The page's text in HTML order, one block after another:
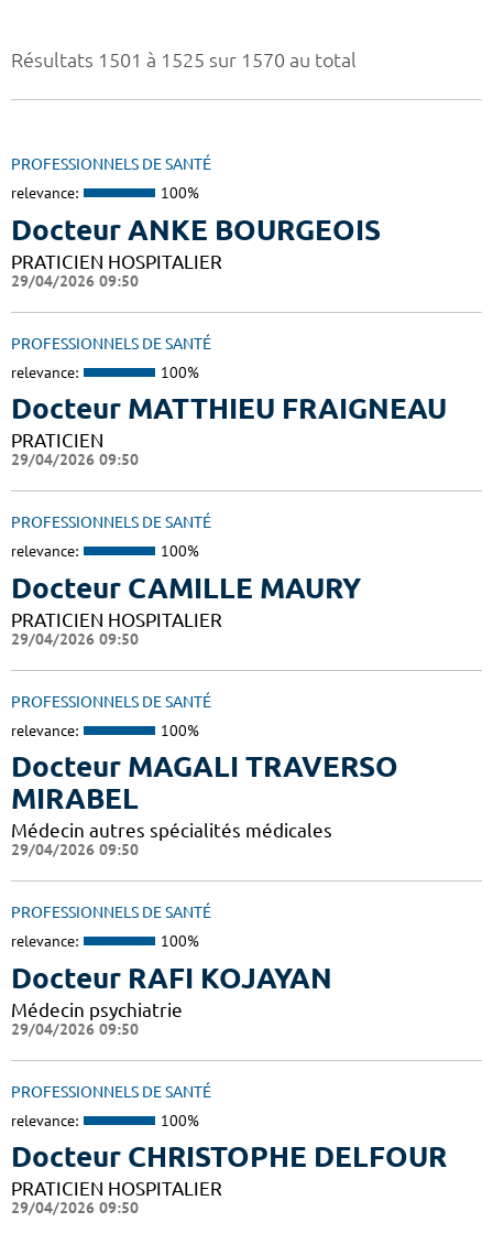
Résultats 1501 à 1525 sur 1570 au total
PROFESSIONNELS DE SANTÉ
relevance: 100%
Docteur ANKE BOURGEOIS
PRATICIEN HOSPITALIER
29/04/2026 09:50
PROFESSIONNELS DE SANTÉ
relevance: 100%
Docteur MATTHIEU FRAIGNEAU
PRATICIEN
29/04/2026 09:50
PROFESSIONNELS DE SANTÉ
relevance: 100%
Docteur CAMILLE MAURY
PRATICIEN HOSPITALIER
29/04/2026 09:50
PROFESSIONNELS DE SANTÉ
relevance: 100%
Docteur MAGALI TRAVERSO
MIRABEL
Médecin autres spécialités médicales
29/04/2026 09:50
PROFESSIONNELS DE SANTÉ
relevance: 100%
Docteur RAFI KOJAYAN
Médecin psychiatrie
29/04/2026 09:50
PROFESSIONNELS DE SANTÉ
relevance: 100%
Docteur CHRISTOPHE DELFOUR
PRATICIEN HOSPITALIER
29/04/2026 09:50